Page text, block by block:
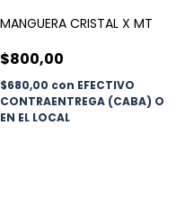
MANGUERA CRISTAL X MT
$800,00
$680,00 con EFECTIVO
CONTRAENTREGA (CABA) O
EN EL LOCAL